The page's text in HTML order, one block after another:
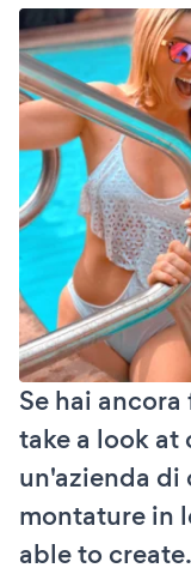
Se hai
take a look at
un'azienda di
montature in
able to create.